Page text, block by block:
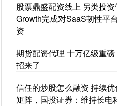
股票鼎盛配资线上 另类投
Growth完成对SaaS韧性平
资
期货配资代理 十万亿级重磅
招来了
信任的炒股怎么融资 持续
矩阵，国投证券：维持长电